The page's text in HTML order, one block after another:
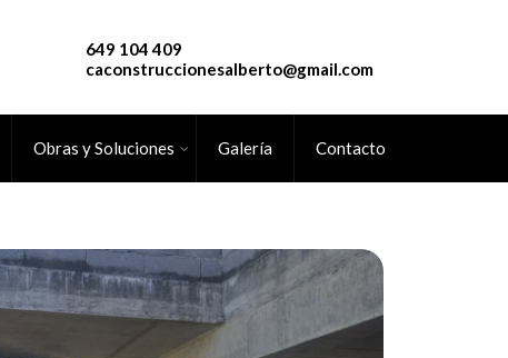
649 104 409
caconstruccionesalberto@gmail.com
Obras y Soluciones Galería Contacto